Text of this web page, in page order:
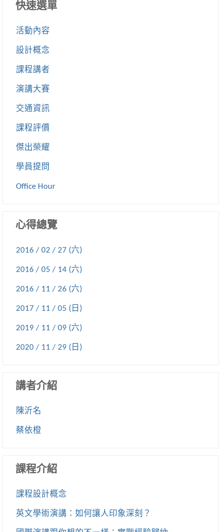
快速選單
活動內容
設計概念
課程講者
演講大賽
交通資訊
課程評價
傑出榮耀
學員提問
Office Hour
心得總覽
2016 / 02 / 27 (六)
2016 / 05 / 14 (六)
2016 / 11 / 26 (六)
2017 / 11 / 05 (日)
2019 / 11 / 09 (六)
2020 / 11 / 29 (日)
講者介紹
陳沂名
蔡依橙
課程介紹
課程設計概念
英文學術演講：如何讓人印象深刻？